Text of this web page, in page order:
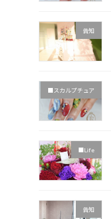
告知
■スカルプチュア
■Life
告知